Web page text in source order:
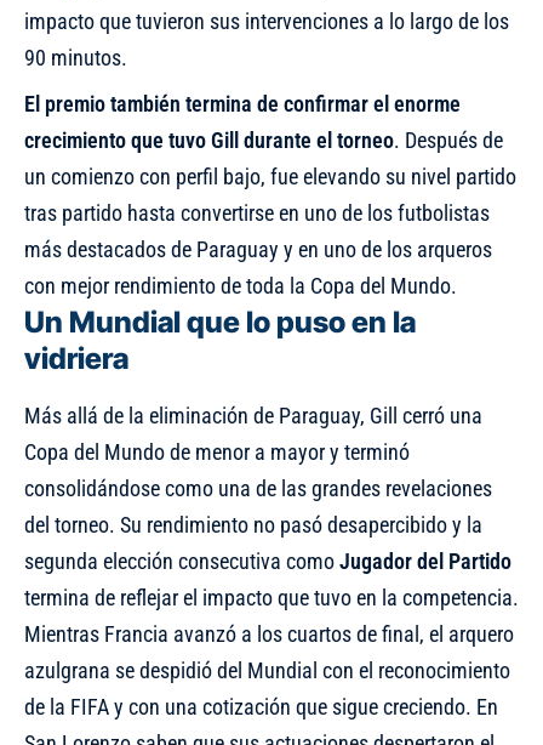
impacto que tuvieron sus intervenciones a lo largo de los
90 minutos.
El premio también termina de confirmar el enorme
crecimiento que tuvo Gill durante el torneo. Después de
un comienzo con perfil bajo, fue elevando su nivel partido
tras partido hasta convertirse en uno de los futbolistas
más destacados de Paraguay y en uno de los arqueros
con mejor rendimiento de toda la Copa del Mundo.
Un Mundial que lo puso en la
vidriera
Más allá de la eliminación de Paraguay, Gill cerró una
Copa del Mundo de menor a mayor y terminó
consolidándose como una de las grandes revelaciones
del torneo. Su rendimiento no pasó desapercibido y la
segunda elección consecutiva comoJugador del Partido
termina de reflejar el impacto que tuvo en la competencia.
Mientras Francia avanzó a los cuartos de final, el arquero
azulgrana se despidió del Mundial con el reconocimiento
de la FIFA y con una cotización que sigue creciendo. En